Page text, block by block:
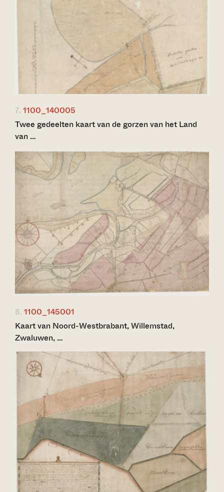
7. 1100_140005
Twee gedeelten kaart van de gorzen van het Land
van …
8. 1100_145001
Kaart van Noord-Westbrabant, Willemstad,
Zwaluwen, …